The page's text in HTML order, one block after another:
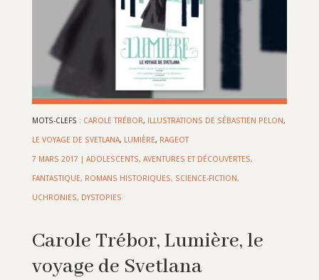
MOTS-CLEFS : CAROLE TRÉBOR, ILLUSTRATIONS DE SÉBASTIEN PELON,
LE VOYAGE DE SVETLANA, LUMIÈRE, RAGEOT
7 MARS 2017 | ADOLESCENTS, AVENTURES ET DÉCOUVERTES,
FANTASTIQUE, ROMANS HISTORIQUES, SCIENCE-FICTION,
UCHRONIES, DYSTOPIES
Carole Trébor, Lumière, le
voyage de Svetlana